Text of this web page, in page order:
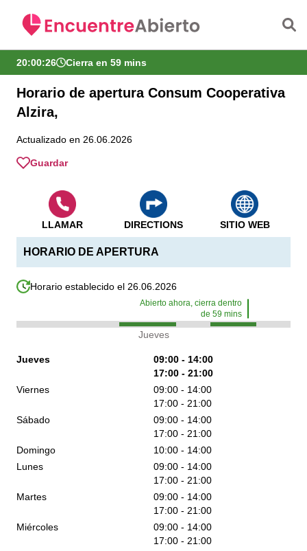
20:00:27 Cierra en 59 mins
Horario de apertura Consum Cooperativa
Alzira,
Actualizado en 26.06.2026
Guardar
HORARIO DE APERTURA
Horario establecido el 26.06.2026
Abierto ahora, cierra dentro
de59 mins
Jueves
Jueves
09:00 - 14:00
17:00 - 21:00
Viernes
09:00 - 14:00
17:00 - 21:00
Sábado
09:00 - 14:00
17:00 - 21:00
Domingo
10:00 - 14:00
Lunes
09:00 - 14:00
17:00 - 21:00
Martes
09:00 - 14:00
17:00 - 21:00
Miércoles
09:00 - 14:00
17:00 - 21:00
LLAMAR DIRECTIONS SITIO WEB